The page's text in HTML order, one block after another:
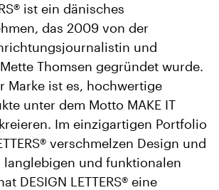
ist ein dänisches
das 2009 von der
und
Thomsen gegründet wurde.
Marke ist es, hochwertige
unter dem Motto MAKE IT
kreieren. Im einzigartigen Portfolio
verschmelzen Design und
langlebigen und funktionalen
DESIGN LETTERS® eine